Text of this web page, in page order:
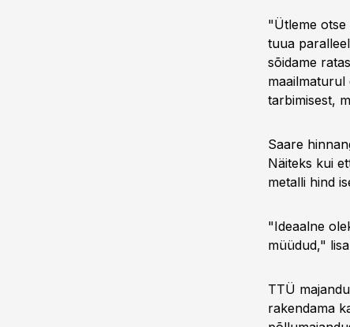
"Ütleme otse
tuua
sõidame
tarbimisest,
Saare
Näiteks kui
metalli hind
"Ideaalne
müüdud,"
TTÜ
rakendama